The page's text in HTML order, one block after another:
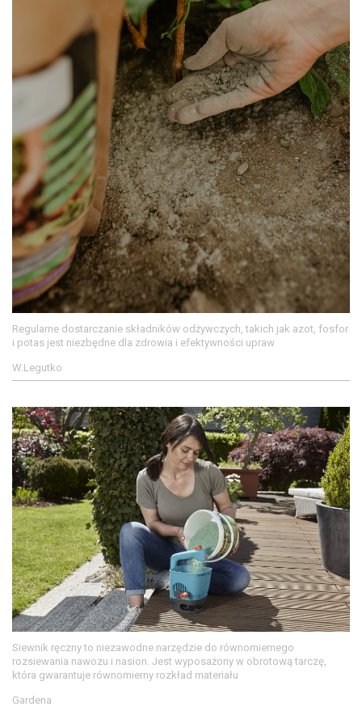
Regularne dostarczanie składników odżywczych, takich jak azot, fosfor
i potas jest niezbędne dla zdrowia i efektywności upraw
W.Legutko
Siewnik ręczny to niezawodne narzędzie do równomiernego
rozsiewania nawozu i nasion. Jest wyposażony w obrotową tarczę,
która gwarantuje równomierny rozkład materiału
Gardena